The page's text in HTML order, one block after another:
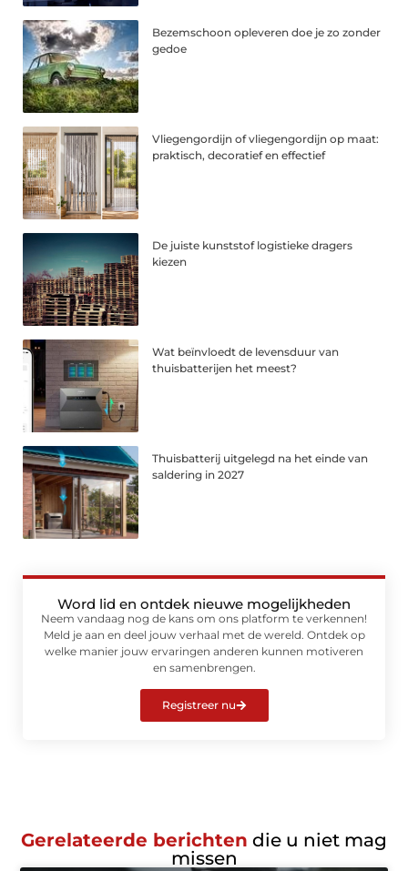
Bezemschoon opleveren doe je zo zonder
gedoe
Vliegengordijn of vliegengordijn op maat:
praktisch, decoratief en effectief
De juiste kunststof logistieke dragers
kiezen
Wat beïnvloedt de levensduur van
thuisbatterijen het meest?
Thuisbatterij uitgelegd na het einde van
saldering in 2027
Word lid en ontdek nieuwe mogelijkheden
Neem vandaag nog de kans om ons platform te verkennen!
Meld je aan en deel jouw verhaal met de wereld. Ontdek op
welke manier jouw ervaringen anderen kunnen motiveren
en samenbrengen.
Registreer nu
Gerelateerde berichten die u niet mag
missen